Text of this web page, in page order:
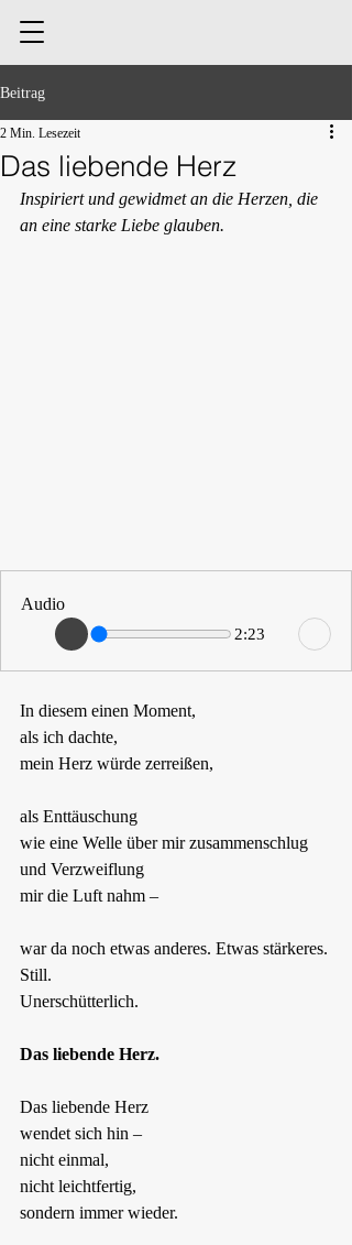
Beitrag
Das liebende Herz
2 Min. Lesezeit
Inspiriert und gewidmet an die Herzen, die
an eine starke Liebe glauben.
Audio
2:23
In diesem einen Moment,
als ich dachte,
mein Herz würde zerreißen,
als Enttäuschung
wie eine Welle über mir zusammenschlug
und Verzweiflung
mir die Luft nahm –
war da noch etwas anderes. Etwas stärkeres.
Still.
Unerschütterlich.
Das liebende Herz.
Das liebende Herz
wendet sich hin –
nicht einmal,
nicht leichtfertig,
sondern immer wieder.